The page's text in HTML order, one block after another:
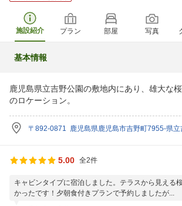
施設紹介 プラン 部屋 写真
基本情報
鹿児島県立吉野公園の敷地内にあり、雄大な
のロケーション。
〒892-0871 鹿児島県鹿児島市吉野町7955-県立
5.00 全2件
キャビンタイプに宿泊しました。テラスから見える
かったです！夕朝食付きプランで予約しましたが...